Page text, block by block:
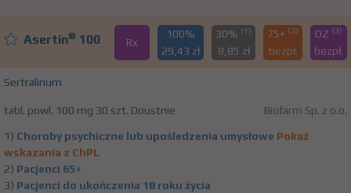
Asertin® 100 Rx
100%
29,43 zł
30% (1)
8,85 zł
75+ (2)
bezpł.
DZ (3)
bezpł.
Sertralinum
tabl. powl. 100 mg 30 szt. Doustnie Biofarm Sp. z o.o.
1) Choroby psychiczne lub upośledzenia umysłowe Pokaż
wskazania z ChPL
2) Pacjenci 65+
3) Pacjenci do ukończenia 18 roku życia